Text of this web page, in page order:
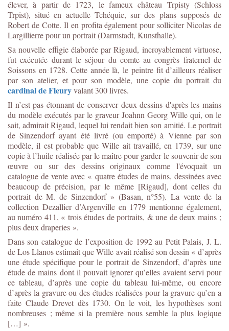
élever, à partir de 1723, le fameux château Trpisty (Schloss
Trpist), situé en actuelle Tchéquie, sur des plans supposés de
Robert de Cotte. Il en profita également pour solliciter Nicolas de
Largillierre pour un portrait (Darmstadt, Kunsthalle).
Sa nouvelle effigie élaborée par Rigaud, incroyablement virtuose,
fut exécutée durant le séjour du comte au congrès fraternel de
Soissons en 1728. Cette année là, le peintre fit d’ailleurs réaliser
par son atelier, et pour son modèle, une copie du portrait du
cardinal de Fleuryvalant 300 livres.
Il n’est pas étonnant de conserver deux dessins d'après les mains
du modèle exécutés par le graveur Joahnn Georg Wille qui, on le
sait, admirait Rigaud, lequel lui rendait bien son amitié. Le portrait
de Sinzendorf ayant été livré (ou emporté) à Vienne par son
modèle, il est probable que Wille ait travaillé, en 1739, sur une
copie à l’huile réalisée par le maître pour garder le souvenir de son
œuvre ou sur des dessins originaux comme l'évoquait un
catalogue de vente avec « quatre études de mains, dessinées avec
beaucoup de précision, par le même [Rigaud], dont celles du
portrait de M. de Sinzendorf » (Basan, n°55). La vente de la
collection Dezallier d’Argenville en 1779 mentionne également,
au numéro 411, « trois études de portraits, & une de deux mains ;
plus deux draperies ».
Dans son catalogue de l’exposition de 1992 au Petit Palais, J. L.
de Los Llanos estimait que Wille avait réalisé son dessin « d’après
une étude spécifique pour le portrait de Sinzendorf, d’après une
étude de mains dont il pouvait ignorer qu’elles avaient servi pour
ce tableau, d’après une copie du tableau lui-même, ou encore
d’après la gravure ou des études réalisées pour la gravure qu’en a
faite Claude Drevet dès 1730. On le voit, les hypothèses sont
nombreuses ; même si la première nous semble la plus logique
[…] ».